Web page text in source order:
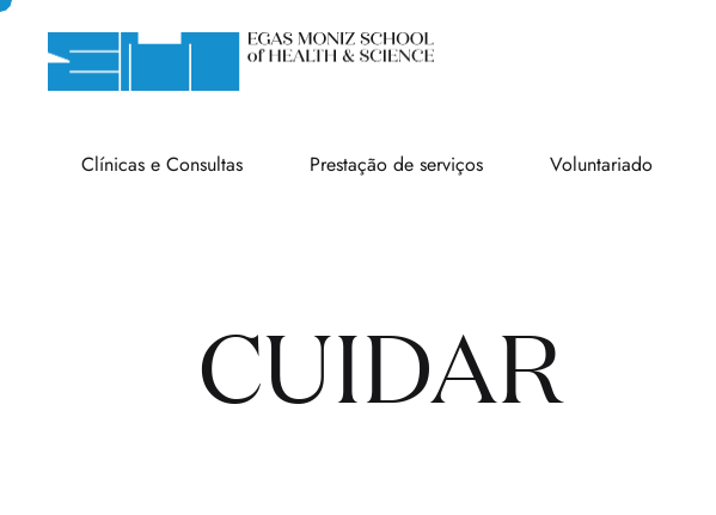
Clínicas e Consultas Prestação de serviços Voluntariado
CUIDAR